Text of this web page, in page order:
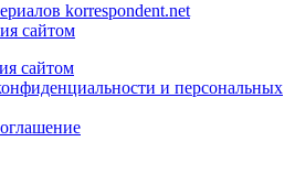
korrespondent.net
сайтом
сайтом
и персональных